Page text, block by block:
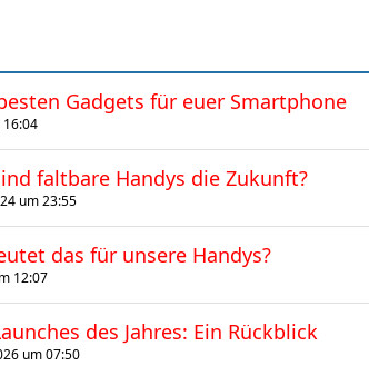
Gadgets für euer Smartphone
faltbare Handys die Zukunft?
um 23:55
das für unsere Handys?
12:07
des Jahres: Ein Rückblick
um 07:50